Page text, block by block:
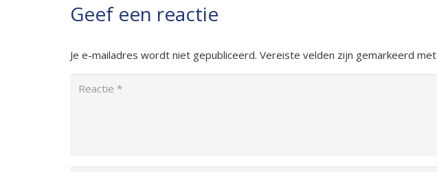
Geef een reactie
Je e-mailadres wordt niet gepubliceerd. Vereiste velden zijn gemarkeerd met